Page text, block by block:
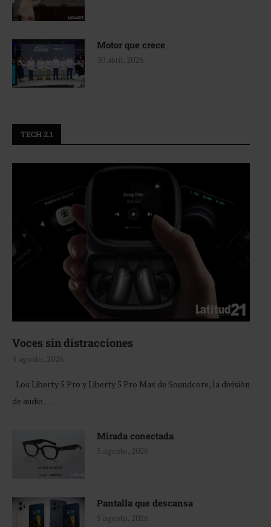
Motor que crece
30 abril, 2026
TECH 2.1
Voces sin distracciones
5 agosto, 2026
Los Liberty 5 Pro y Liberty 5 Pro Max de Soundcore, la división
de audio …
Mirada conectada
5 agosto, 2026
Pantalla que descansa
5 agosto, 2026